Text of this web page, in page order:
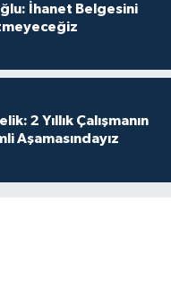
İhanet Belgesini
2 Yıllık Çalışmanın
Aşamasındayız